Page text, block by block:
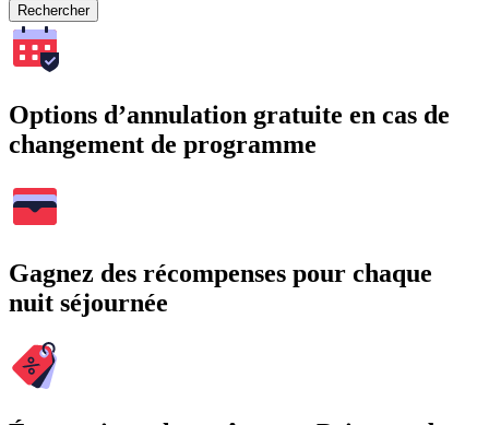
Rechercher
Options d’annulation gratuite en cas de
changement de programme
Gagnez des récompenses pour chaque
nuit séjournée